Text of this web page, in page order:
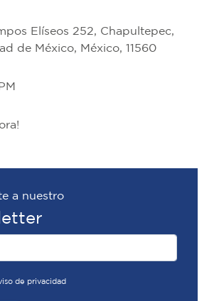
Elíseos 252, Chapultepec,
de México, México, 11560
a nuestro
de privacidad